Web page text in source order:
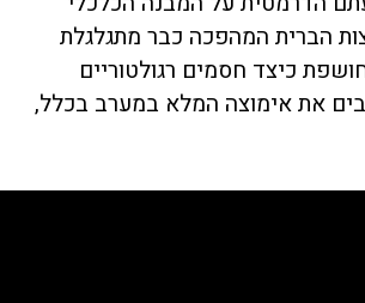
הברית המהפכה כבר מתגלגלת
כיצד חסמים רגולטוריים
את אימוצה המלא במערב בכלל,